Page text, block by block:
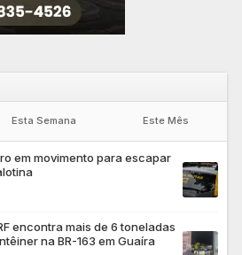
Esta Semana Este Mês
em movimento para escapar
encontra mais de 6 toneladas
na BR-163 em Guaíra